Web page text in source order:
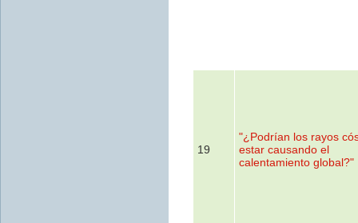
19
"¿Podrían los rayos
estar causando el
calentamiento global?"